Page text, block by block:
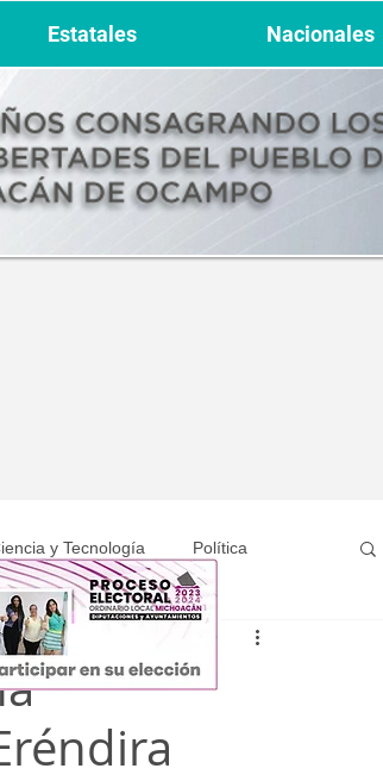
y Tecnología Política
Estatales Nacionales